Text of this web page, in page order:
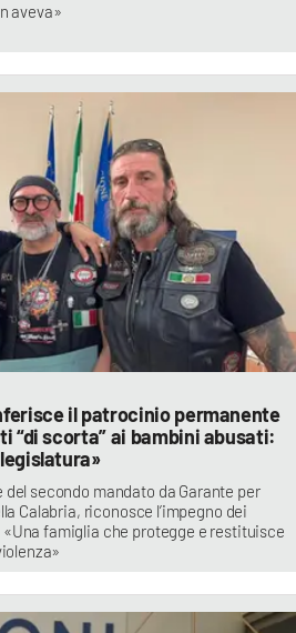
aveva»
il patrocinio permanente
“di scorta” ai bambini abusati:
secondo mandato da Garante per
Calabria, riconosce l’impegno dei
famiglia che protegge e restituisce